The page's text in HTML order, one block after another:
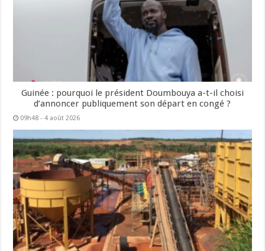
Guinée : pourquoi le président Doumbouya a-t-il choisi
d’annoncer publiquement son départ en congé ?
09h48 - 4 août 2026